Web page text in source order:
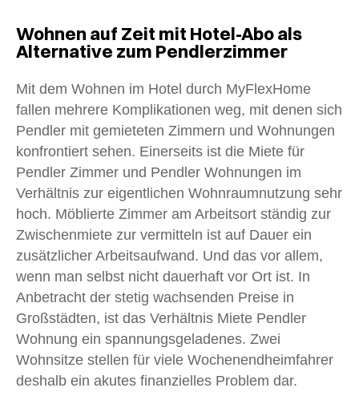
Wohnen auf Zeit mit Hotel-Abo als
Alternative zum Pendlerzimmer
Mit dem Wohnen im Hotel durch MyFlexHome
fallen mehrere Komplikationen weg, mit denen sich
Pendler mit gemieteten Zimmern und Wohnungen
konfrontiert sehen. Einerseits ist die Miete für
Pendler Zimmer und Pendler Wohnungen im
Verhältnis zur eigentlichen Wohnraumnutzung sehr
hoch. Möblierte Zimmer am Arbeitsort ständig zur
Zwischenmiete zur vermitteln ist auf Dauer ein
zusätzlicher Arbeitsaufwand. Und das vor allem,
wenn man selbst nicht dauerhaft vor Ort ist. In
Anbetracht der stetig wachsenden Preise in
Großstädten, ist das Verhältnis Miete Pendler
Wohnung ein spannungsgeladenes. Zwei
Wohnsitze stellen für viele Wochenendheimfahrer
deshalb ein akutes finanzielles Problem dar.